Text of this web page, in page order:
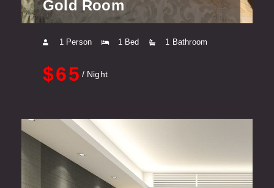
Gold Room
1 Person 1 Bed 1 Bathroom
$65 / Night